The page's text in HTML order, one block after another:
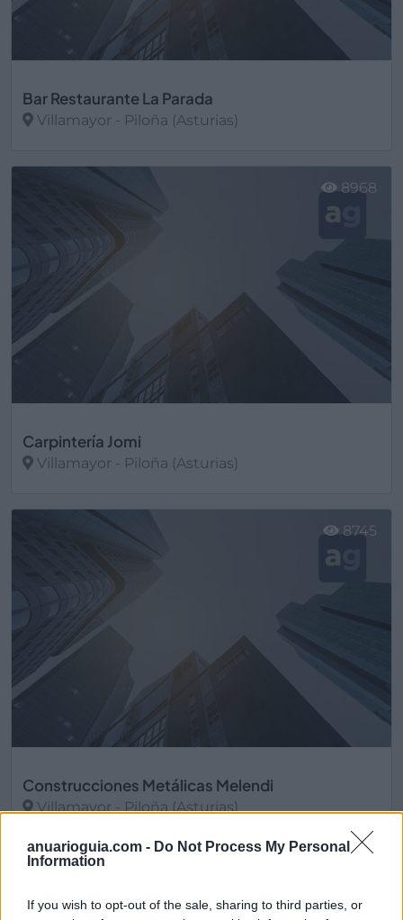
anuarioguia.com - Do Not Process My Personal
Information
If you wish to opt-out of the sale, sharing to third parties, or
Bar Restaurante La Parada
Villamayor - Piloña (Asturias)
Carpintería Jomi
Villamayor - Piloña (Asturias)
8968
Construcciones Metálicas Melendi
Villamayor - Piloña (Asturias)
Ver más
8745